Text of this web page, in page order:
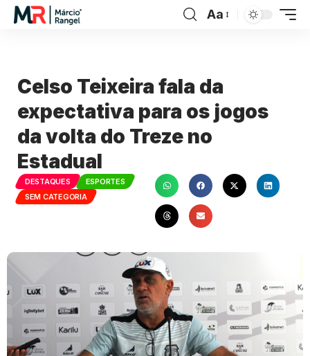
Aa
Celso Teixeira fala da
expectativa para os jogos
da volta do Treze no
Estadual
DESTAQUES
ESPORTES
SEM CATEGORIA